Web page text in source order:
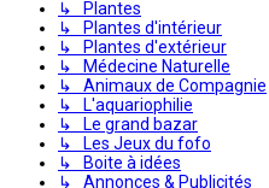
↳ Plantes
↳ Plantes d'intérieur
↳ Plantes d'extérieur
↳ Médecine Naturelle
↳ Animaux de Compagnie
↳ L'aquariophilie
↳ Le grand bazar
↳ Les Jeux du fofo
↳ Boite à idées
↳ Annonces & Publicités